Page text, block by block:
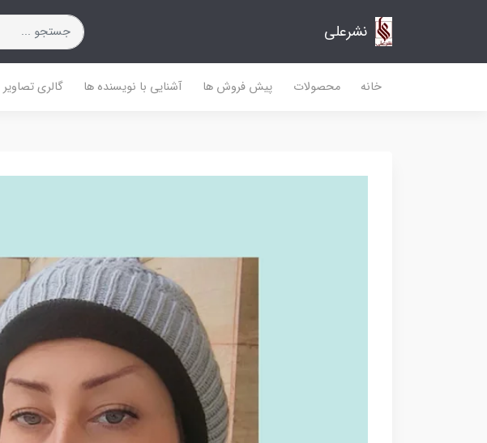
نشرعلی
خانه محصولات پیش فروش ها آشنایی با نویسنده ها گالری تصاویر